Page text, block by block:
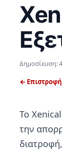
Δημοσίευση:
←
Το
την